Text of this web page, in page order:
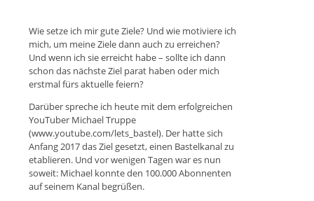
Wie setze ich mir gute Ziele? Und wie motiviere ich
mich, um meine Ziele dann auch zu erreichen?
Und wenn ich sie erreicht habe – sollte ich dann
schon das nächste Ziel parat haben oder mich
erstmal fürs aktuelle feiern?
Darüber spreche ich heute mit dem erfolgreichen
YouTuber Michael Truppe
(www.youtube.com/lets_bastel). Der hatte sich
Anfang 2017 das Ziel gesetzt, einen Bastelkanal zu
etablieren. Und vor wenigen Tagen war es nun
soweit: Michael konnte den 100.000 Abonnenten
auf seinem Kanal begrüßen.